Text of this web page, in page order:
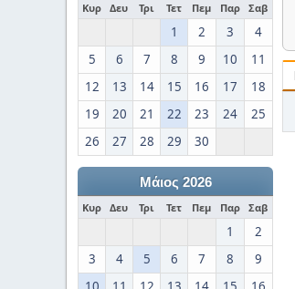
Κυρ Δευ Τρι Τετ Πεμ Παρ Σαβ
1 2 3
4
5
6 7 8 9 10
11
12
13 14 15 16 17
18
19
20 21 22 23 24
25
26
27 28 29 30
Μάιος 2026
Κυρ Δευ Τρι Τετ Πεμ Παρ Σαβ
1
2
3
4 5 6 7 8
9